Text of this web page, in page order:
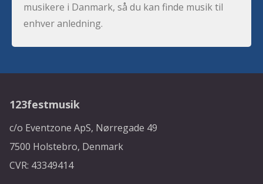
musikere i Danmark, så du kan finde musik til
enhver anledning.
123festmusik
c/o Eventzone ApS, Nørregade 49
7500 Holstebro, Denmark
CVR: 43349414